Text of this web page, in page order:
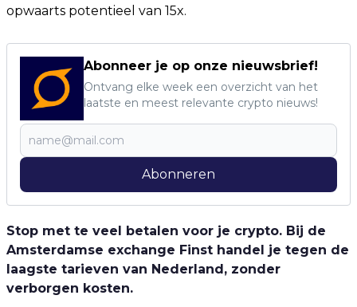
opwaarts potentieel van 15x.
Abonneer je op onze nieuwsbrief!
Ontvang elke week een overzicht van het
laatste en meest relevante crypto nieuws!
Abonneren
Stop met te veel betalen voor je crypto. Bij de
Amsterdamse exchange Finst handel je tegen de
laagste tarieven van Nederland, zonder
verborgen kosten.